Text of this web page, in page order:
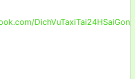
DichVuTaxiTai24HSaiGon/